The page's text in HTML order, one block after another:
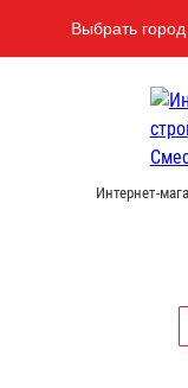
Выбрать город
Интернет-